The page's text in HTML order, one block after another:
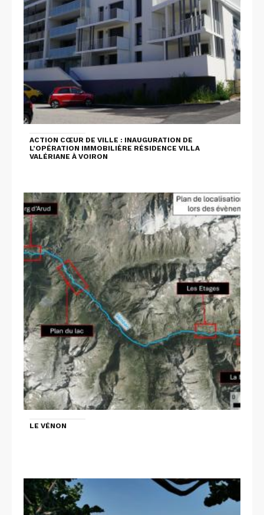
ACTION CŒUR DE VILLE : INAUGURATION DE
L’OPÉRATION IMMOBILIÈRE RÉSIDENCE VILLA
VALÉRIANE À VOIRON
LE VÉNON